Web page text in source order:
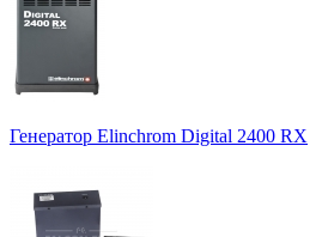
Генератор Elinchrom Digital 2400 RX